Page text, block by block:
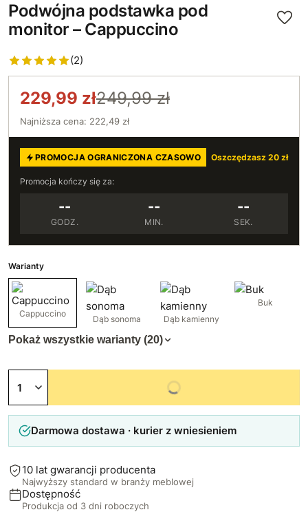
Podwójna podstawka pod
monitor – Cappuccino
(2)
229,99 zł249,99 zł
Najniższa cena: 222,49 zł
PROMOCJA OGRANICZONA CZASOWO Oszczędzasz 20 zł
Promocja kończy się za:
--
GODZ.
--
MIN.
--
SEK.
Warianty
Cappuccino
Dąb sonoma Dąb kamienny
Buk
Pokaż wszystkie warianty (20)
Niedostępny
Darmowa dostawa · kurier z wniesieniem
10 lat gwarancji producenta
Najwyższy standard w branży meblowej
Dostępność
Produkcja od 3 dni roboczych